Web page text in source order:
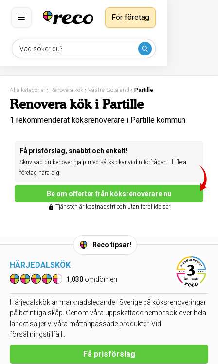
Vad söker du?
För företag
Alla kategorier › Renovera kök › Västra Götaland › Partille
Renovera kök i Partille
1 rekommenderat köksrenoverare i Partille kommun
Få prisförslag, snabbt och enkelt!
Skriv vad du behöver hjälp med så skickar vi din förfrågan till flera
företag nära dig.
Be om offerter från köksrenoverare nu
Tjänsten är kostnadsfri och utan förpliktelser
Reco tipsar!
HÄRJEDALSKÖK
1,030 omdömen
Härjedalskök är marknadsledande i Sverige på köksrenoveringar
på befintliga skåp. Genom våra uppskattade hembesök över hela
landet säljer vi våra måttanpassade produkter. Vid
försäljningstillfäll...
Få prisförslag